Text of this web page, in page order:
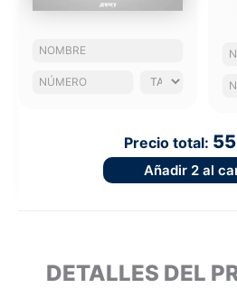
Precio total:
Añadir 2al
DETALLES DEL